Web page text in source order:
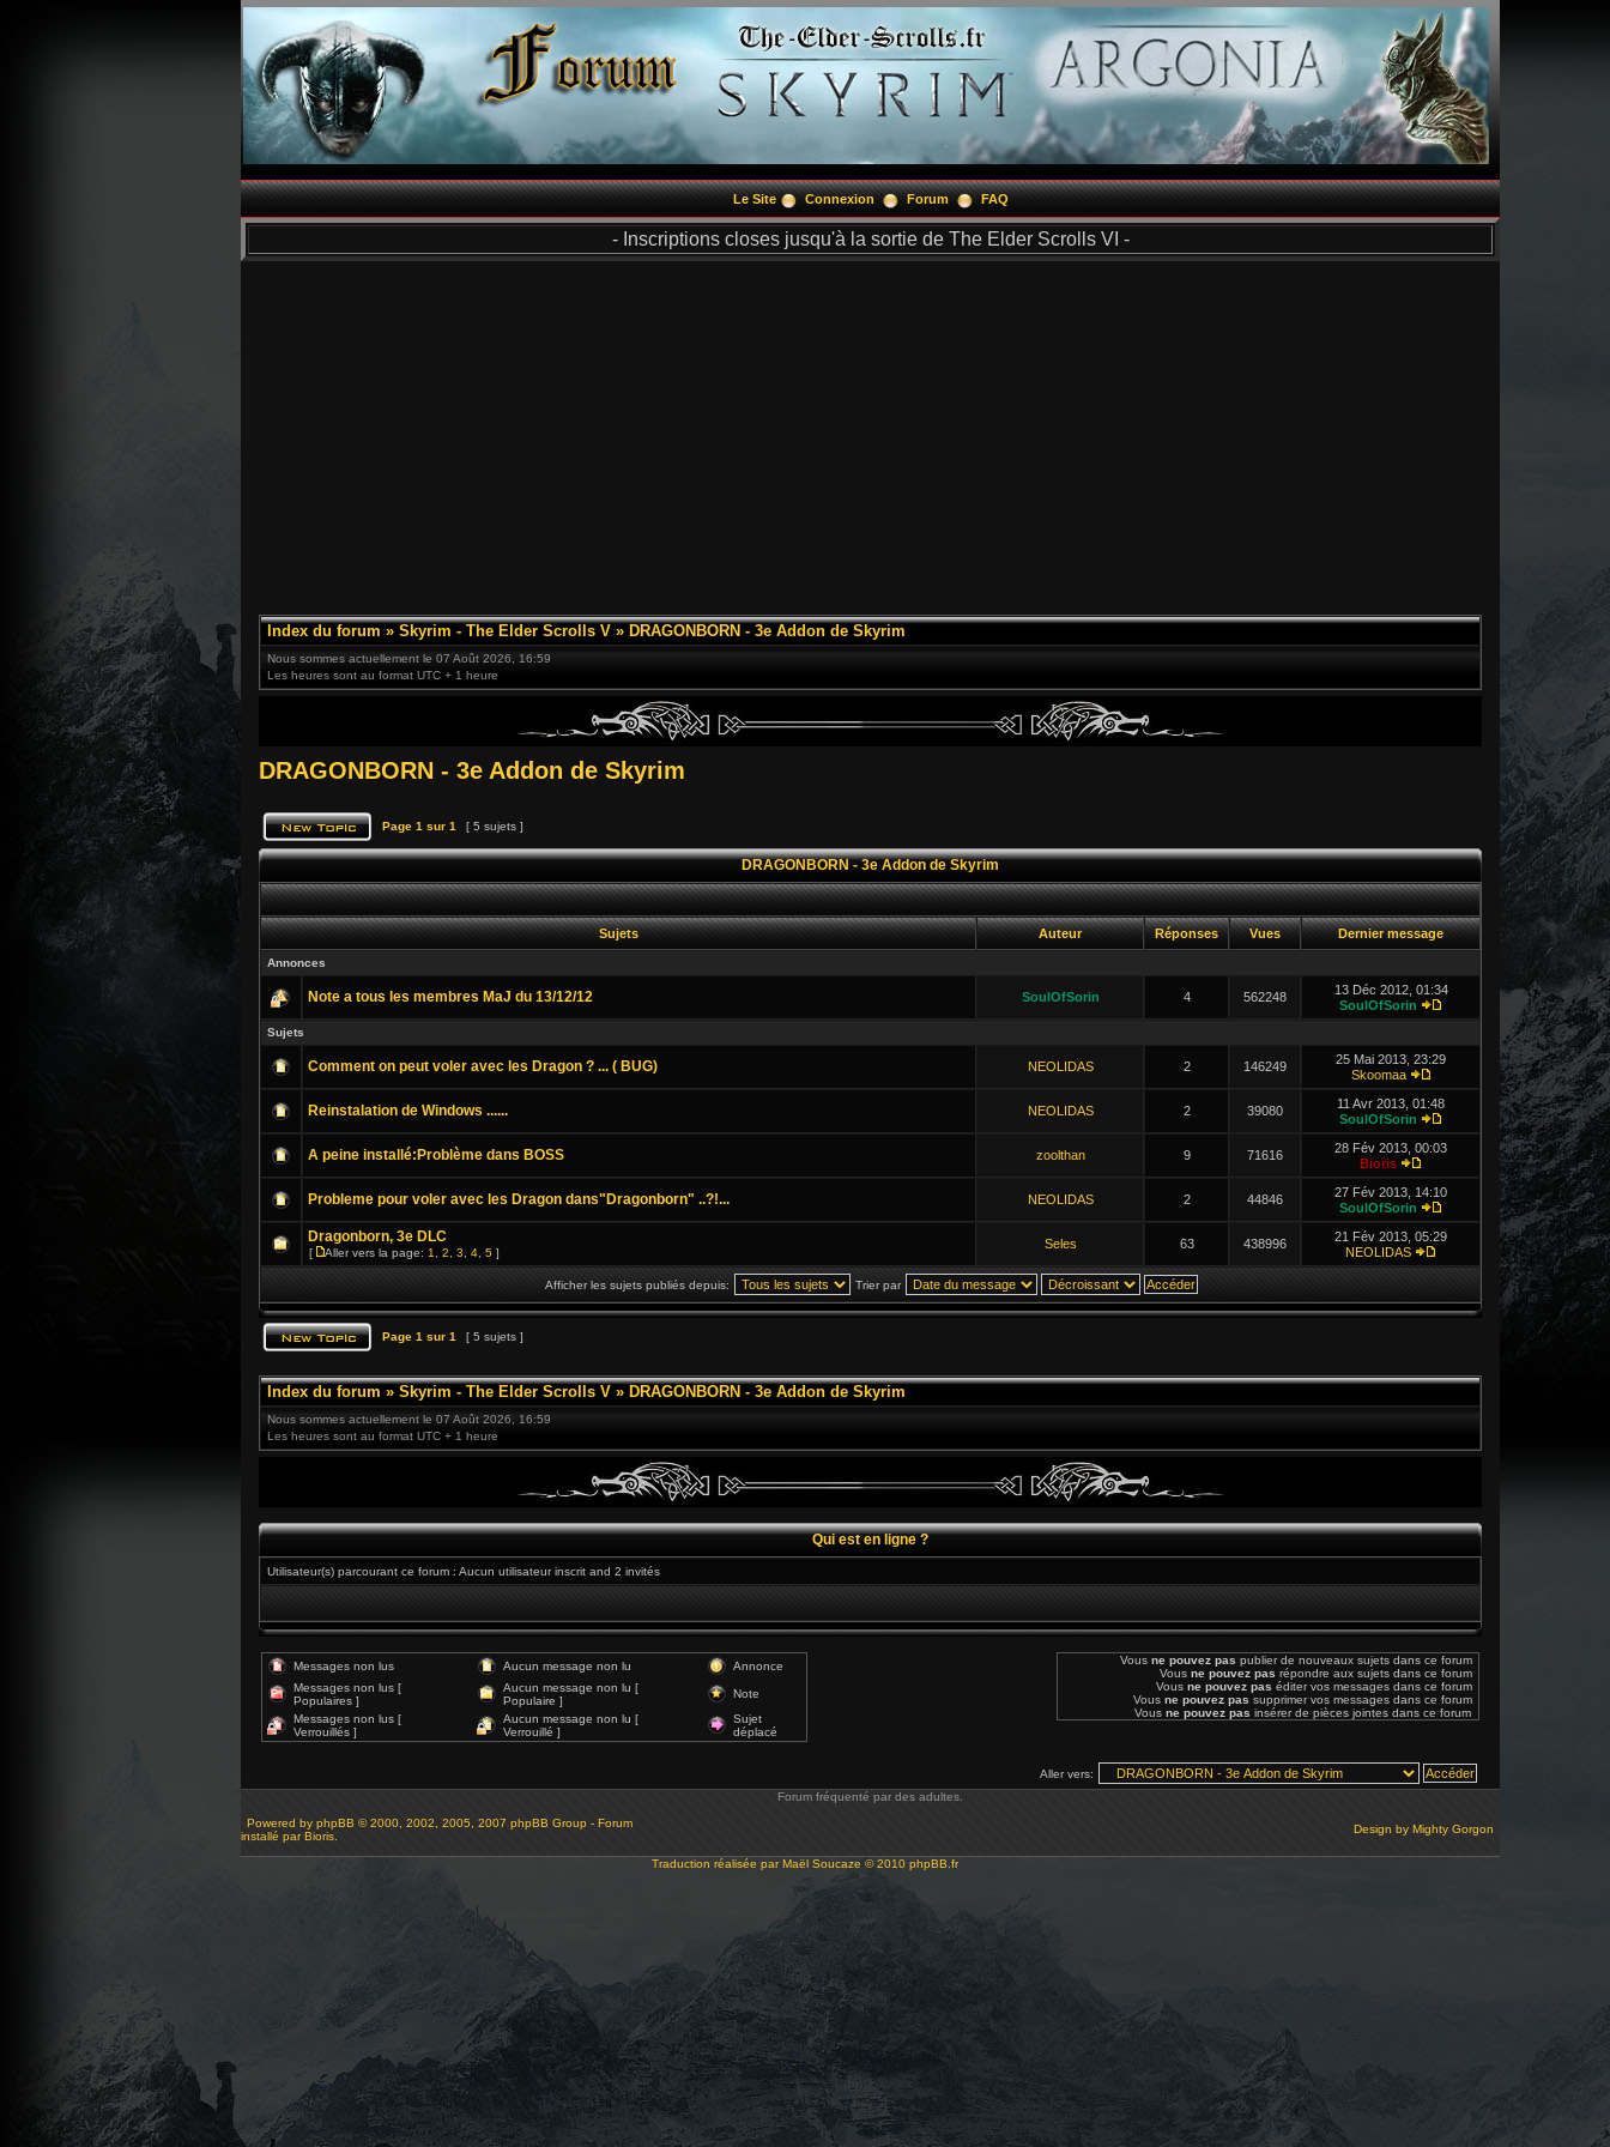
Le Site Connexion Forum FAQ
- Inscriptions closes jusqu'à la sortie de The Elder Scrolls VI -
Index du forum » Skyrim - The Elder Scrolls V » DRAGONBORN - 3e Addon de Skyrim
Nous sommes actuellement le 07 Août 2026, 16:59
Les heures sont au format UTC + 1 heure
DRAGONBORN - 3e Addon de Skyrim
Page 1 sur 1 [ 5 sujets ]
DRAGONBORN - 3e Addon de Skyrim
Sujets Auteur Réponses Vues Dernier message
Annonces
Note a tous les membres MaJ du 13/12/12 SoulOfSorin 4 562248
13 Déc 2012, 01:34
SoulOfSorin
Sujets
Comment on peut voler avec les Dragon ? ... ( BUG) NEOLIDAS 2 146249
25 Mai 2013, 23:29
Skoomaa
Reinstalation de Windows ...... NEOLIDAS 2 39080
11 Avr 2013, 01:48
SoulOfSorin
A peine installé:Problème dans BOSS zoolthan 9 71616
28 Fév 2013, 00:03
Bioris
Probleme pour voler avec les Dragon dans"Dragonborn" ..?!... NEOLIDAS 2 44846
27 Fév 2013, 14:10
SoulOfSorin
Dragonborn, 3e DLC
[ Aller vers la page: 1 2 3 4 5 ]
Seles 63 438996
21 Fév 2013, 05:29
NEOLIDAS
Afficher les sujets publiés depuis: Trier par
Page 1 sur 1 [ 5 sujets ]
Index du forum » Skyrim - The Elder Scrolls V » DRAGONBORN - 3e Addon de Skyrim
Nous sommes actuellement le 07 Août 2026, 16:59
Les heures sont au format UTC + 1 heure
Qui est en ligne ?
Utilisateur(s) parcourant ce forum : Aucun utilisateur inscrit and 2 invités
Messages non lus Aucun message non lu
Annonce
Messages non lus [
Populaires ]
Aucun message non lu [
Populaire ]
Note
Messages non lus [
Verrouillés ]
Aucun message non lu [
Verrouillé ]
Sujet
déplacé
Vous ne pouvez pas publier de nouveaux sujets dans ce forum
Vous ne pouvez pas répondre aux sujets dans ce forum
Vous ne pouvez pas éditer vos messages dans ce forum
Vous ne pouvez pas supprimer vos messages dans ce forum
Vous ne pouvez pas insérer de pièces jointes dans ce forum
Aller vers:
Forum fréquenté par des adultes.
Powered by phpBB © 2000, 2002, 2005, 2007 phpBB Group - Forum
installé par Bioris.
Design by Mighty Gorgon
Traduction réalisée parMaël Soucaze © 2010 phpBB.fr